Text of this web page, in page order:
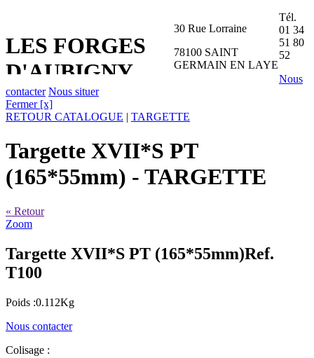
LES FORGES
D'AUBIGNY
30 Rue Lorraine
78100 SAINT
GERMAIN EN LAYE
Tél.
01 34
51 80
52
Nous
contacter Nous situer
Fermer [x]
RETOUR CATALOGUE | TARGETTE
Targette XVII*S PT
(165*55mm) - TARGETTE
« Retour
Zoom
Targette XVII*S PT (165*55mm)Ref.
T100
Poids :0.112Kg
Nous contacter
Colisage :